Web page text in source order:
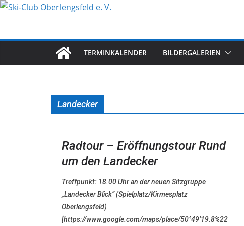
Zum
TERMINKALENDER BILDERGALERIEN
Landecker
Radtour – Eröffnungstour Rund
um den Landecker
Treffpunkt: 18.00 Uhr an der neuen Sitzgruppe
„Landecker Blick“ (Spielplatz/Kirmesplatz
Oberlengsfeld)
[https://www.google.com/maps/place/50°49’19.8%22